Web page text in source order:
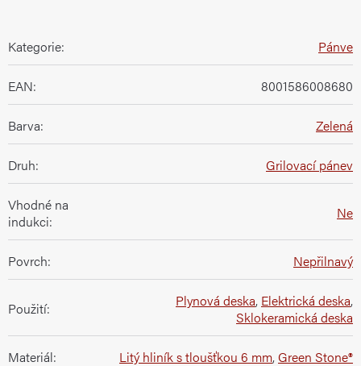
Kategorie: Pánve
EAN: 8001586008680
Barva: Zelená
Druh: Grilovací pánev
Vhodné na
indukci: Ne
Povrch: Nepřilnavý
Použití: Plynová deska, Elektrická deska,
Sklokeramická deska
Materiál: Litý hliník s tloušťkou 6 mm,Green Stone®